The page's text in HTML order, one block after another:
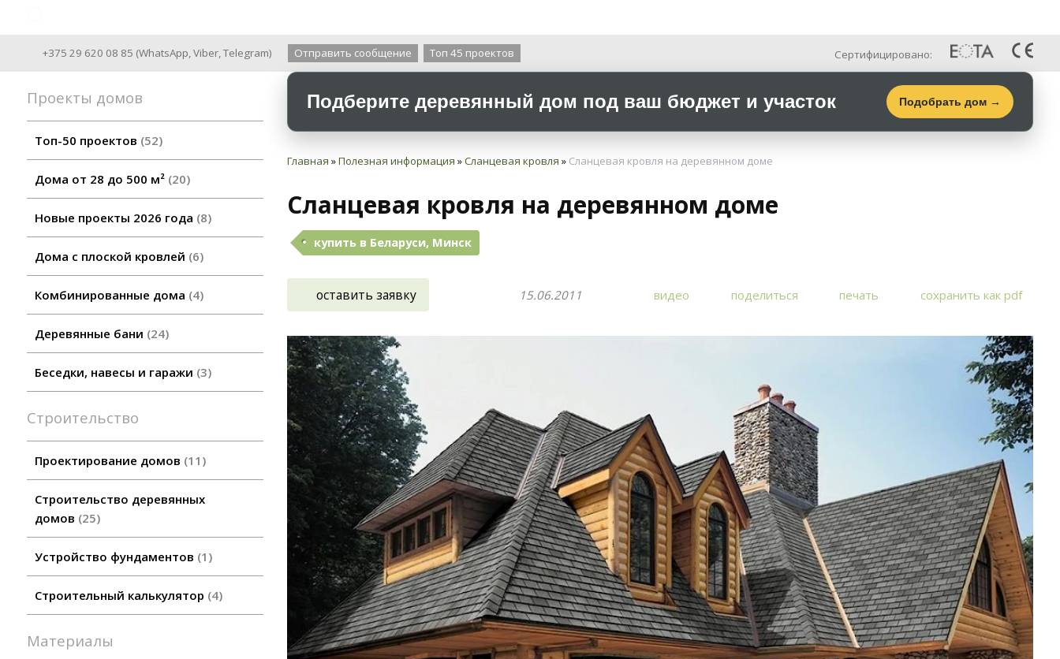
+375 29 620 08 85 (WhatsApp,Viber,Telegram) Отправить сообщение Топ 45 проектов Сертифицировано:
Проекты домов
Топ-50 проектов 52
Дома от 28 до 500 м² 20
Новые проекты 2026 года 8
Дома с плоской кровлей 6
Комбинированные дома 4
Деревянные бани 24
Беседки, навесы и гаражи 3
Строительство
Проектирование домов 11
Строительство деревянных
домов 25
Устройство фундаментов 1
Строительный калькулятор 4
Материалы
Подберите деревянный дом под ваш бюджет и участок Подобрать дом →
Главная »Полезная информация »Сланцевая кровля » Сланцевая кровля на деревянном доме
Сланцевая кровля на деревянном доме
купить в Беларуси, Минск
оставить заявку 15.06.2011 видео поделиться печать сохранить как pdf